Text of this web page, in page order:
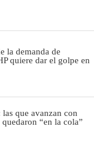
la demanda de
quiere dar el golpe en
que avanzan con
“en la cola”